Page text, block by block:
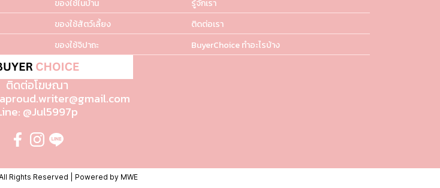
ของใช้ในบ้าน
ของใช้สัตว์เลี้ยง
ของใช้จิปาถะ
รู้จักเรา
ติดต่อเรา
BuyerChoice ทำอะไรบ้าง
ติดต่อโฆษณา
@Jul5997p
Rights Reserved | Powered by MWE